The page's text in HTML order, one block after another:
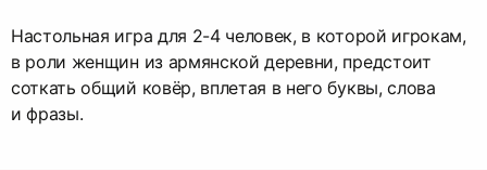
Настольная игра для 2-4 человек, в которой игрокам,
в роли женщин из армянской деревни, предстоит
соткать общий ковёр, вплетая в него буквы, слова
и фразы.